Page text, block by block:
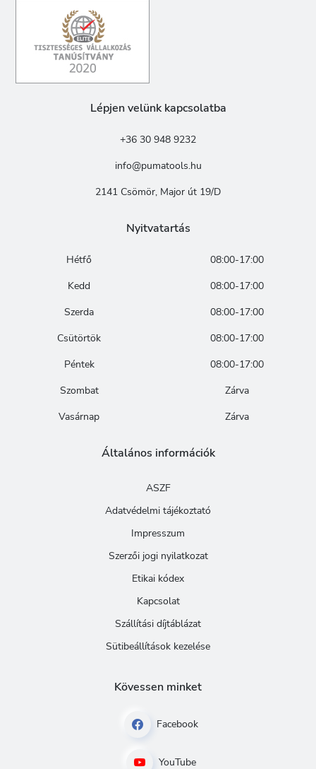
Lépjen velünk kapcsolatba
+36 30 948 9232
info@pumatools.hu
2141 Csömör, Major út 19/D
Nyitvatartás
Hétfő
08:00-17:00
Kedd
08:00-17:00
Szerda
08:00-17:00
Csütörtök
08:00-17:00
Péntek
08:00-17:00
Szombat
Zárva
Vasárnap
Zárva
Általános információk
ASZF
Adatvédelmi tájékoztató
Impresszum
Szerzői jogi nyilatkozat
Etikai kódex
Kapcsolat
Szállítási díjtáblázat
Sütibeállítások kezelése
Kövessen minket
Facebook
YouTube